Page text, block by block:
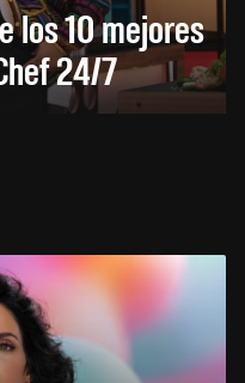
los 10 mejores
24/7